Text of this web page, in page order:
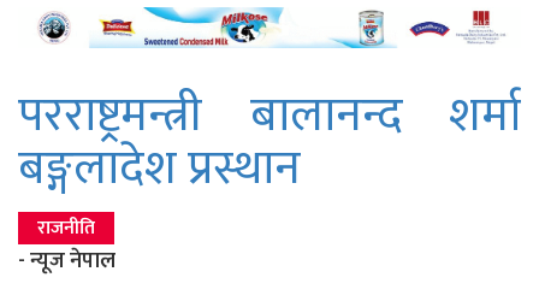
परराष्ट्रमन्त्री बालानन्द शर्मा
बङ्गलादेश प्रस्थान
राजनीति
- न्यूज नेपाल